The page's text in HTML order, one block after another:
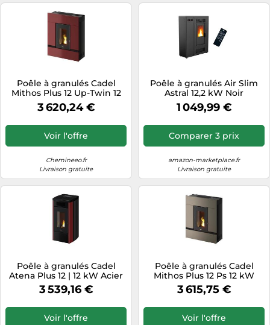
Poêle à granulés Cadel
Mithos Plus 12 Up-Twin 12
kW Acier Rouge
3 620,24 €
Voir l'offre
Chemineeo.fr
Livraison gratuite
Poêle à granulés Air Slim
Astral 12,2 kW Noir
Sannover
1 049,99 €
Comparer 3 prix
amazon-marketplace.fr
Livraison gratuite
Poêle à granulés Cadel
Atena Plus 12 | 12 kW Acier
Rouge
3 539,16 €
Voir l'offre
Poêle à granulés Cadel
Mithos Plus 12 Ps 12 kW
Acier Light Bronze
3 615,75 €
Voir l'offre